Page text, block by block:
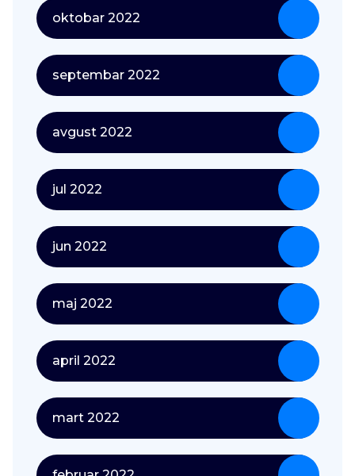
oktobar 2022
septembar 2022
avgust 2022
jul 2022
jun 2022
maj 2022
april 2022
mart 2022